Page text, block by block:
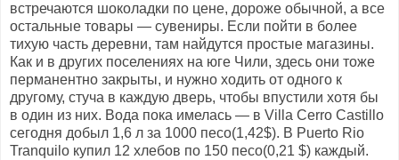
встречаются шоколадки по цене, дороже обычной, а все
остальные товары — сувениры. Если пойти в более
тихую часть деревни, там найдутся простые магазины.
Как и в других поселениях на юге Чили, здесь они тоже
перманентно закрыты, и нужно ходить от одного к
другому, стуча в каждую дверь, чтобы впустили хотя бы
в один из них. Вода пока имелась — в Villa Cerro Castillo
сегодня добыл 1,6 л за 1000 песо(1,42$). В Puerto Rio
Tranquilo купил 12 хлебов по 150 песо(0,21 $) каждый.